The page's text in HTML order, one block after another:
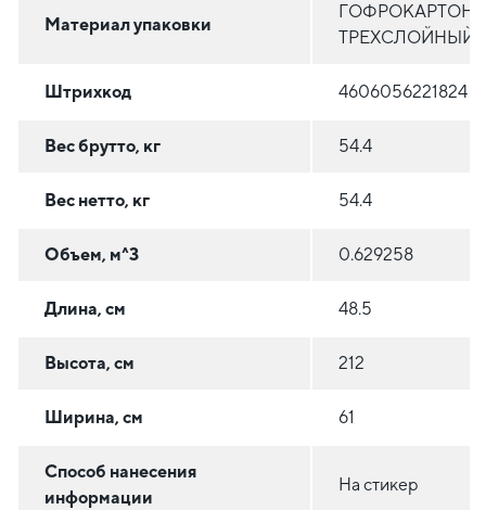
Материал упаковки
ГОФРОКАРТОН
ТРЕХСЛОЙНЫЙ
Штрихкод 4606056221824
Вес брутто, кг 54.4
Вес нетто, кг 54.4
Объем, м^3 0.629258
Длина, см 48.5
Высота, см 212
Ширина, см 61
Способ нанесения
информации
На стикер